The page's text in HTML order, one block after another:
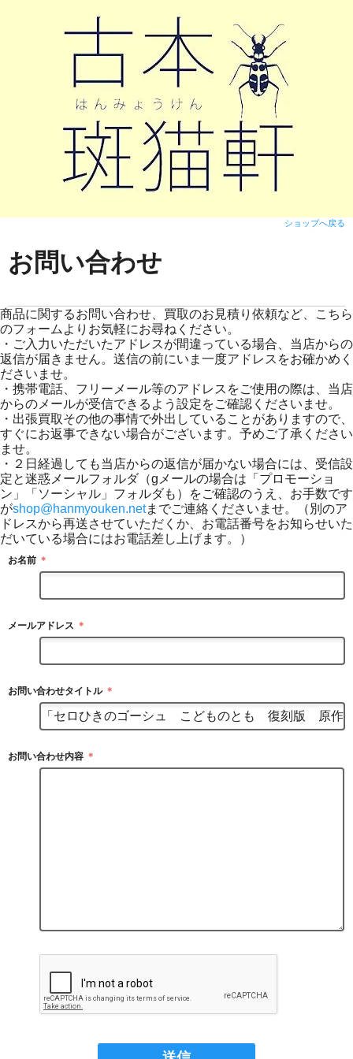
ショップへ戻る
お問い合わせ
商品に関するお問い合わせ、買取のお見積り依頼など、こちら
のフォームよりお気軽にお尋ねください。
・ご入力いただいたアドレスが間違っている場合、当店からの
返信が届きません。送信の前にいま一度アドレスをお確かめく
ださいませ。
・携帯電話、フリーメール等のアドレスをご使用の際は、当店
からのメールが受信できるよう設定をご確認くださいませ。
・出張買取その他の事情で外出していることがありますので、
すぐにお返事できない場合がございます。予めご了承ください
ませ。
・２日経過しても当店からの返信が届かない場合には、受信設
定と迷惑メールフォルダ（gメールの場合は「プロモーショ
ン」「ソーシャル」フォルダも）をご確認のうえ、お手数です
がshop@hanmyouken.netまでご連絡くださいませ。（別のア
ドレスから再送させていただくか、お電話番号をお知らせいた
だいている場合にはお電話差し上げます。）
お名前 ＊
メールアドレス ＊
お問い合わせタイトル ＊
お問い合わせ内容 ＊